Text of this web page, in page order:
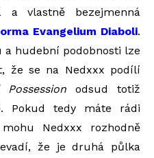
a vlastně bezejmenná
Evangelium Diaboli.
hudební podobnosti lze
že se na Nedxxx podílí
Possession odsud totiž
Pokud tedy máte rádi
Nedxxx rozhodně
že je druhá půlka